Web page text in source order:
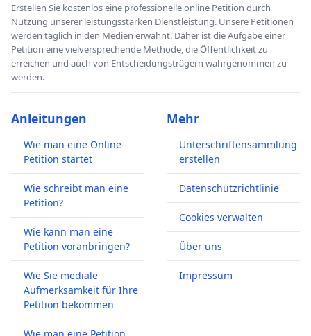
Erstellen Sie kostenlos eine professionelle online Petition durch
Nutzung unserer leistungsstarken Dienstleistung. Unsere Petitionen
werden täglich in den Medien erwähnt. Daher ist die Aufgabe einer
Petition eine vielversprechende Methode, die Öffentlichkeit zu
erreichen und auch von Entscheidungsträgern wahrgenommen zu
werden.
Anleitungen
Wie man eine Online-
Petition startet
Wie schreibt man eine
Petition?
Wie kann man eine
Petition voranbringen?
Wie Sie mediale
Aufmerksamkeit für Ihre
Petition bekommen
Mehr
Unterschriftensammlung
erstellen
Datenschutzrichtlinie
Cookies verwalten
Über uns
Impressum